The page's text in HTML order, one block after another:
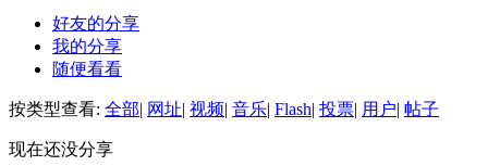
好友的分享
我的分享
随便看看
按类型查看: 全部| 网址| 视频| 音乐| Flash| 投票| 用户| 帖子
现在还没分享